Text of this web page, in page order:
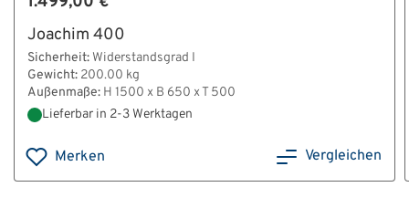
Joachim 400
Sicherheit: Widerstandsgrad I
Gewicht: 200.00 kg
Außenmaße: H 1500 x B 650 x T 500
Lieferbar in 2-3 Werktagen
Merken Vergleichen